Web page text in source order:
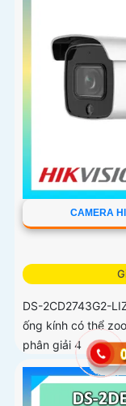
CAMERA
DS-2CD2743G2-
ống kính có thể
phân giải 4